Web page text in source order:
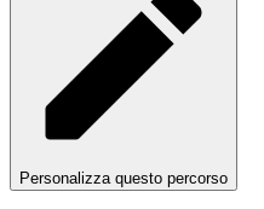
Personalizza questo percorso